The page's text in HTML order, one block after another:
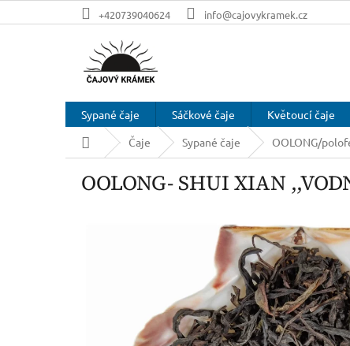
na
+420739040624 info@cajovykramek.cz
Sypané čaje Sáčkové čaje Květoucí čaje
Domů
Čaje Sypané čaje OOLONG/
OOLONG- SHUI XIAN